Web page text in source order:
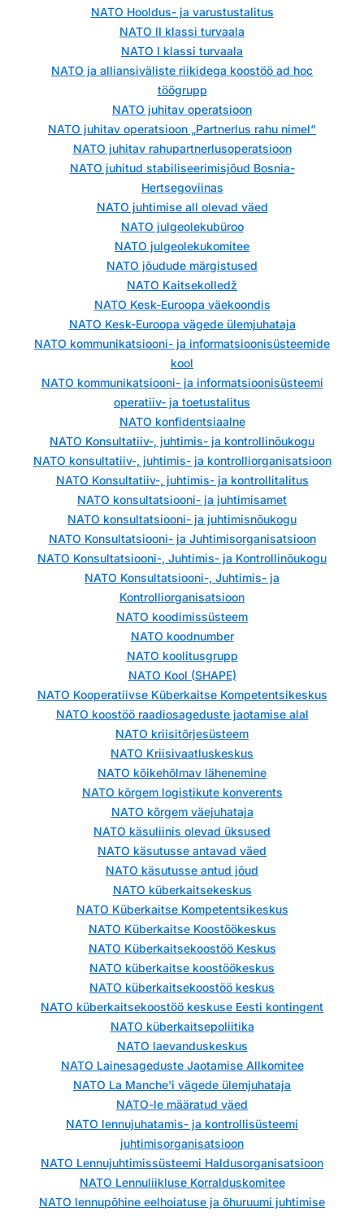
NATO Hooldus- ja varustustalitus
NATO II klassi turvaala
NATO I klassi turvaala
NATO ja alliansiväliste riikidega koostöö ad hoc
töögrupp
NATO juhitav operatsioon
NATO juhitav operatsioon „Partnerlus rahu nimel“
NATO juhitav rahupartnerlusoperatsioon
NATO juhitud stabiliseerimisjõud Bosnia-
Hertsegoviinas
NATO juhtimise all olevad väed
NATO julgeolekubüroo
NATO julgeolekukomitee
NATO jõudude märgistused
NATO Kaitsekolledž
NATO Kesk-Euroopa väekoondis
NATO Kesk-Euroopa vägede ülemjuhataja
NATO kommunikatsiooni- ja informatsioonisüsteemide
kool
NATO kommunikatsiooni- ja informatsioonisüsteemi
operatiiv- ja toetustalitus
NATO konfidentsiaalne
NATO Konsultatiiv-, juhtimis- ja kontrollinõukogu
NATO konsultatiiv-, juhtimis- ja kontrolliorganisatsioon
NATO Konsultatiiv-, juhtimis- ja kontrollitalitus
NATO konsultatsiooni- ja juhtimisamet
NATO konsultatsiooni- ja juhtimisnõukogu
NATO Konsultatsiooni- ja Juhtimisorganisatsioon
NATO Konsultatsiooni-, Juhtimis- ja Kontrollinõukogu
NATO Konsultatsiooni-, Juhtimis- ja
Kontrolliorganisatsioon
NATO koodimissüsteem
NATO koodnumber
NATO koolitusgrupp
NATO Kool (SHAPE)
NATO Kooperatiivse Küberkaitse Kompetentsikeskus
NATO koostöö raadiosageduste jaotamise alal
NATO kriisitõrjesüsteem
NATO Kriisivaatluskeskus
NATO kõikehõlmav lähenemine
NATO kõrgem logistikute konverents
NATO kõrgem väejuhataja
NATO käsuliinis olevad üksused
NATO käsutusse antavad väed
NATO käsutusse antud jõud
NATO küberkaitsekeskus
NATO Küberkaitse Kompetentsikeskus
NATO Küberkaitse Koostöökeskus
NATO Küberkaitsekoostöö Keskus
NATO küberkaitse koostöökeskus
NATO küberkaitsekoostöö keskus
NATO küberkaitsekoostöö keskuse Eesti kontingent
NATO küberkaitsepoliitika
NATO laevanduskeskus
NATO Lainesageduste Jaotamise Allkomitee
NATO La Manche'i vägede ülemjuhataja
NATO-le määratud väed
NATO lennujuhatamis- ja kontrollisüsteemi
juhtimisorganisatsioon
NATO Lennujuhtimissüsteemi Haldusorganisatsioon
NATO Lennuliikluse Korralduskomitee
NATO lennupõhine eelhoiatuse ja õhuruumi juhtimise